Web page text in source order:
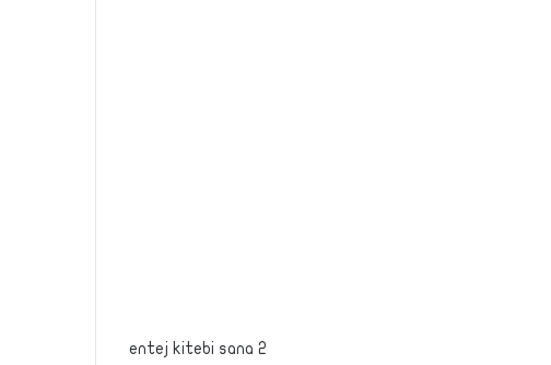
entej kitebi sana 2